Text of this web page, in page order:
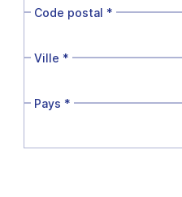
Code postal *
Ville *
Pays *